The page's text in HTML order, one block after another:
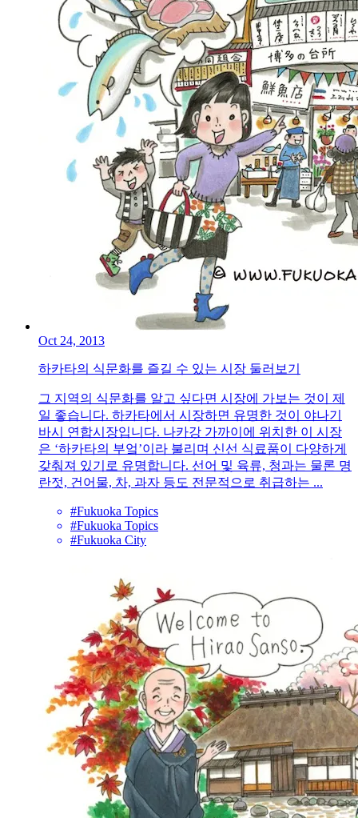
Oct 24, 2013
하카타의 식문화를 즐길 수 있는 시장 둘러보기
그 지역의 식문화를 알고 싶다면 시장에 가보는 것이 제
일 좋습니다. 하카타에서 시장하면 유명한 것이 야나기
바시 연합시장입니다. 나카강 가까이에 위치한 이 시장
은 ‘하카타의 부엌’이라 불리며 신선 식료품이 다양하게
갖춰져 있기로 유명합니다. 선어 및 육류, 청과는 물론 명
란젓, 건어물, 차, 과자 등도 전문적으로 취급하는 ...
#Fukuoka Topics
#Fukuoka Topics
#Fukuoka City